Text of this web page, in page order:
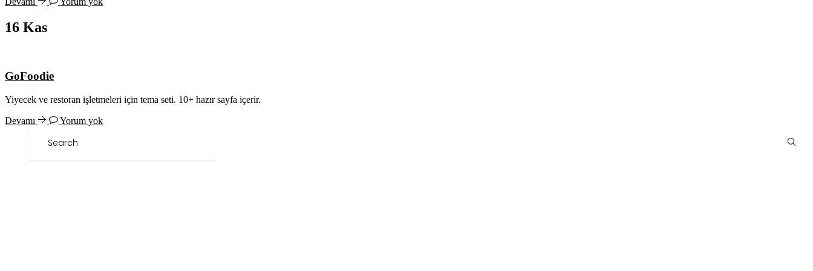
16 Kas
GoFoodie
Yiyecek ve restoran işletmeleri için tema seti. 10+ hazır sayfa içerir.
Devamı Yorum yok